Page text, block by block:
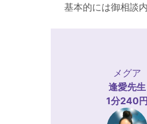
基本的には御相談
メグア
逢愛先生
1分240円